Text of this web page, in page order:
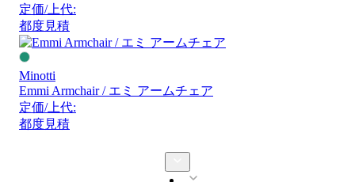
定価/上代:
都度見積
Minotti
Emmi Armchair / エミ アームチェア
定価/上代:
都度見積